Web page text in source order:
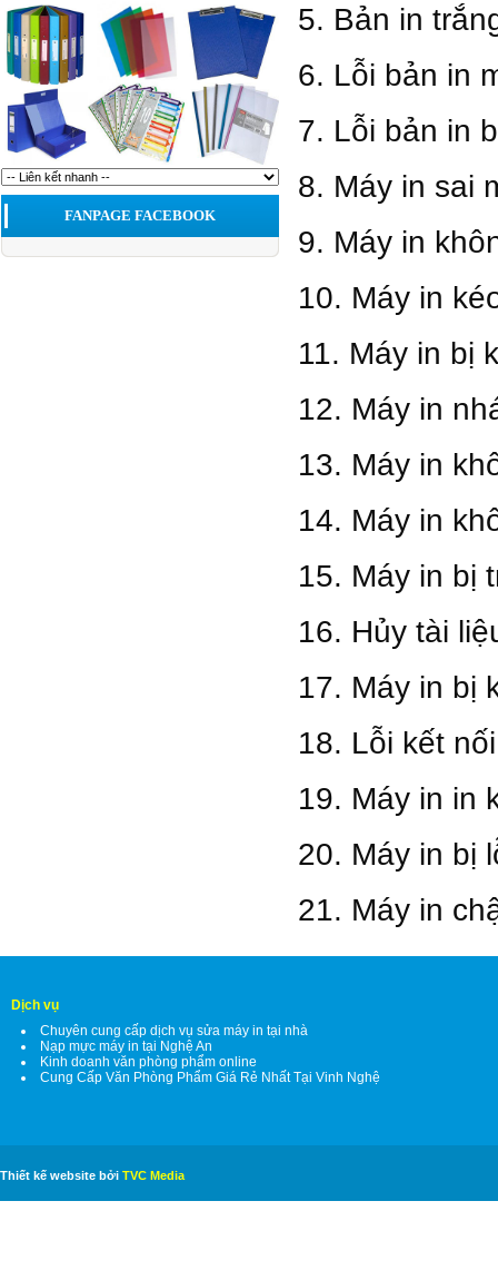
FANPAGE FACEBOOK
5. Bản in
6. Lỗi bản in
7. Lỗi bản in
8. Máy in sai
9. Máy in
10. Máy in
11. Máy in bị
12. Máy in
13. Máy in
14. Máy in
15. Máy in bị
16. Hủy tài
17. Máy in bị
18. Lỗi kết
19. Máy in in
20. Máy in bị
21. Máy in
Dịch vụ
Chuyên cung cấp dịch vụ sửa máy in tại nhà
Nạp mực máy in tại Nghệ An
Kinh doanh văn phòng phẩm online
Cung Cấp Văn Phòng Phẩm Giá Rẻ Nhất Tại Vinh Nghệ
Thiết kế website bởi TVC Media